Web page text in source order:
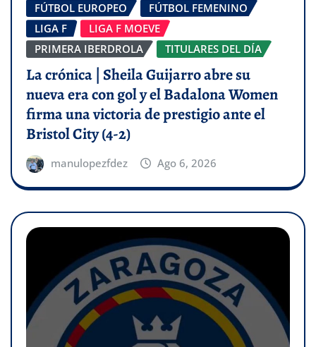
FÚTBOL EUROPEO
FÚTBOL FEMENINO
LIGA F
LIGA F MOEVE
PRIMERA IBERDROLA
TITULARES DEL DÍA
La crónica | Sheila Guijarro abre su
nueva era con gol y el Badalona Women
firma una victoria de prestigio ante el
Bristol City (4-2)
manulopezfdez Ago 6, 2026